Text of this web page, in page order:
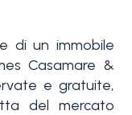
di un immobile
Casamare &
e gratuite,
del mercato